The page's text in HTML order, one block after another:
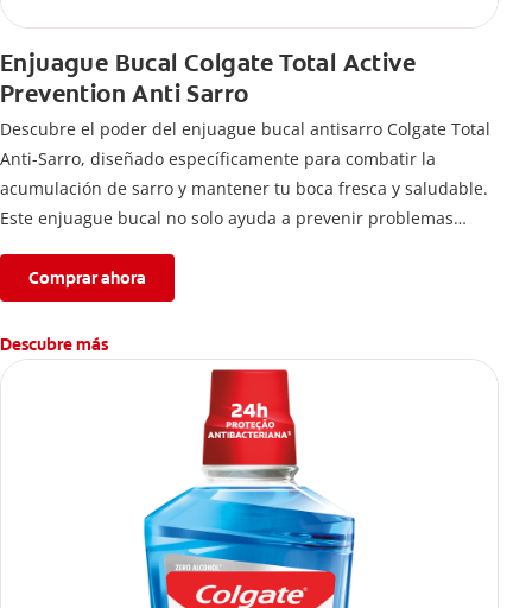
Enjuague Bucal Colgate Total Active
Prevention Anti Sarro
Descubre el poder del enjuague bucal antisarro Colgate Total
Anti-Sarro, diseñado específicamente para combatir la
acumulación de sarro y mantener tu boca fresca y saludable.
Este enjuague bucal no solo ayuda a prevenir problemas
Comprar ahora
Descubre más